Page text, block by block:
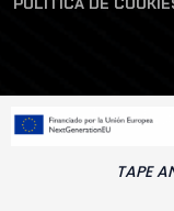
TAPE